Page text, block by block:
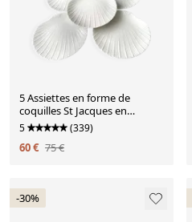
5 Assiettes en forme de
coquilles St Jacques en
Porcelaine de Limoges
5 (339)
60 € 75 €
-30%